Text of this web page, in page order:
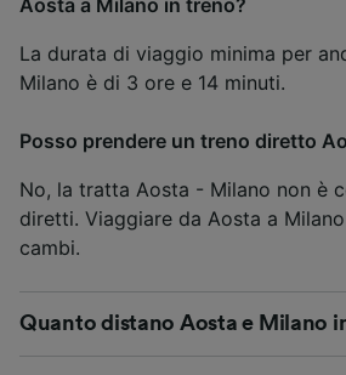
Aosta a Milano in treno?
La durata di viaggio minima per
Milano è di 3 ore e 14 minuti.
Posso prendere un treno diretto
No, la tratta Aosta - Milano non è
diretti. Viaggiare da Aosta a
cambi.
Quanto distano Aosta e Milano